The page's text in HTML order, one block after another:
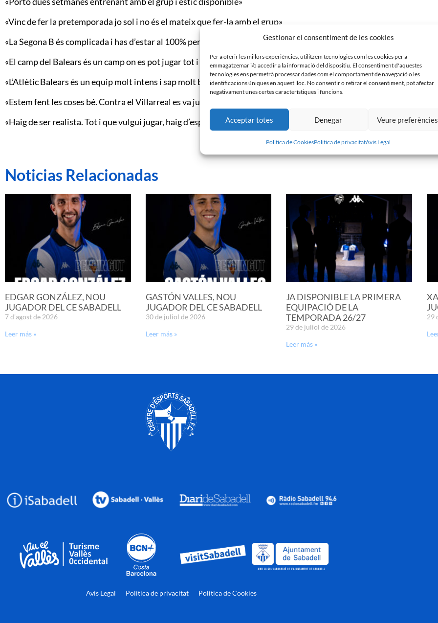
Gestionar el consentiment de les cookies
Per a oferir les millors experiències, utilitzem tecnologies com les cookies per a
emmagatzemar i/o accedir a la informació del dispositiu. El consentiment d'aquestes
tecnologies ens permetrà processar dades com el comportament de navegació o les
identificacions úniques en aquest lloc. No consentir o retirar el consentiment, pot afectar
negativament unes certes característiques i funcions.
Acceptar totes Denegar Veure preferències
Politica de CookiesPolitica de privacitatAvis Legal
«Vinc de fer la pretemporada jo sol i no és el mateix que fer-la amb el grup»
«La Segona B és complicada i has d’estar al 100% per competir»
«El camp del Balears és un camp on es pot jugar tot i que sembli petit»
«L’Atlètic Balears és un equip molt intens i sap molt bé al que juga. Han fet un projecte per estar en playoff.»
«Estem fent les coses bé. Contra el Villarreal es va jugar bé i contra l’Alcoyano vam merèixer la victòria.»
«Haig de ser realista. Tot i que vulgui jugar, haig d’esperar una oportunitat.»
Noticias Relacionadas
EDGAR GONZÁLEZ, NOU
JUGADOR DEL CE SABADELL
7 d'agost de 2026
Leer más »
GASTÓN VALLES, NOU
JUGADOR DEL CE SABADELL
30 de juliol de 2026
Leer más »
JA DISPONIBLE LA PRIMERA
EQUIPACIÓ DE LA
TEMPORADA 26/27
29 de juliol de 2026
Leer más »
29
Avis Legal Politica de privacitat Politica de Cookies